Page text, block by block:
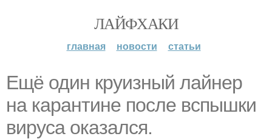
ЛАЙФХАКИ
главная новости статьи
Ещё один круизный лайнер
на карантине после вспышки
вируса оказался.